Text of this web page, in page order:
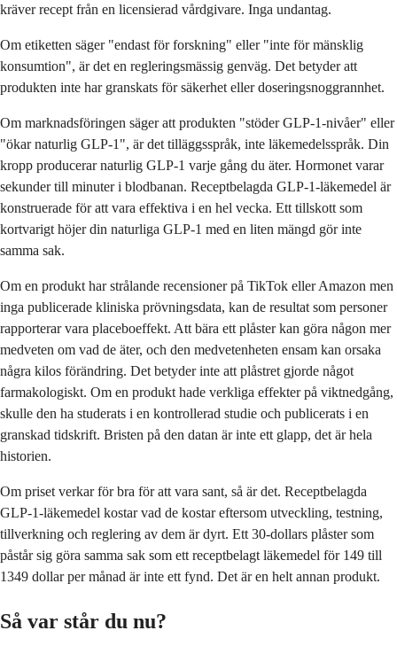
kräver recept från en licensierad vårdgivare. Inga undantag.
Om etiketten säger "endast för forskning" eller "inte för mänsklig
konsumtion", är det en regleringsmässig genväg. Det betyder att
produkten inte har granskats för säkerhet eller doseringsnoggrannhet.
Om marknadsföringen säger att produkten "stöder GLP-1-nivåer" eller
"ökar naturlig GLP-1", är det tilläggsspråk, inte läkemedelsspråk. Din
kropp producerar naturlig GLP-1 varje gång du äter. Hormonet varar
sekunder till minuter i blodbanan. Receptbelagda GLP-1-läkemedel är
konstruerade för att vara effektiva i en hel vecka. Ett tillskott som
kortvarigt höjer din naturliga GLP-1 med en liten mängd gör inte
samma sak.
Om en produkt har strålande recensioner på TikTok eller Amazon men
inga publicerade kliniska prövningsdata, kan de resultat som personer
rapporterar vara placeboeffekt. Att bära ett plåster kan göra någon mer
medveten om vad de äter, och den medvetenheten ensam kan orsaka
några kilos förändring. Det betyder inte att plåstret gjorde något
farmakologiskt. Om en produkt hade verkliga effekter på viktnedgång,
skulle den ha studerats i en kontrollerad studie och publicerats i en
granskad tidskrift. Bristen på den datan är inte ett glapp, det är hela
historien.
Om priset verkar för bra för att vara sant, så är det. Receptbelagda
GLP-1-läkemedel kostar vad de kostar eftersom utveckling, testning,
tillverkning och reglering av dem är dyrt. Ett 30-dollars plåster som
påstår sig göra samma sak som ett receptbelagt läkemedel för 149 till
1349 dollar per månad är inte ett fynd. Det är en helt annan produkt.
Så var står du nu?